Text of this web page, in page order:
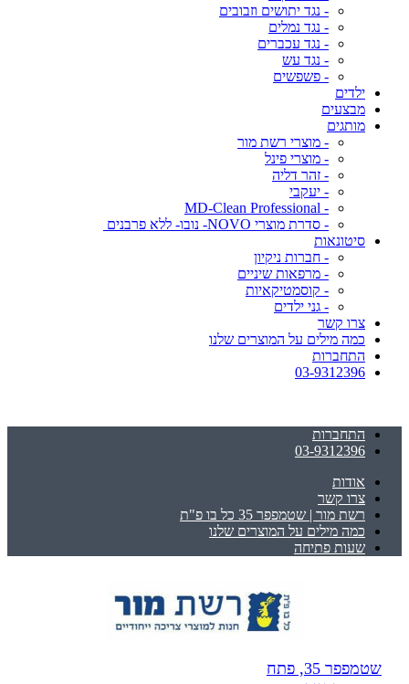
- נגד יתושים וזבובים
- נגד נמלים
- נגד עכברים
- נגד עש
- פשפשים
ילדים
מבצעים
מותגים
- מוצרי רשת מור
- מוצרי פינל
- זהר דליה
- יעקבי
- MD-Clean Professional
- סדרת מוצרי NOVO- נובו- ללא פרבנים
סיטונאות
- חברות ניקיון
- מרפאות שיניים
- קוסמטיקאיות
- גני ילדים
צרו קשר
כמה מילים על המוצרים שלנו
התחברות
03-9312396
התחברות
03-9312396
אודות
צרו קשר
רשת מור | שטמפפר 35 כל בו פ"ת
כמה מילים על המוצרים שלנו
שעות פתיחה
שטמפפר 35, פתח